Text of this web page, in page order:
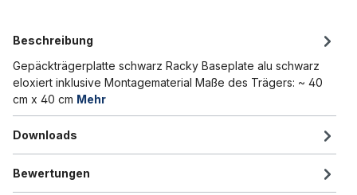
Beschreibung
Gepäckträgerplatte schwarz Racky Baseplate alu schwarz
eloxiert inklusive Montagematerial Maße des Trägers: ~ 40
cm x 40 cm Mehr
Downloads
Bewertungen